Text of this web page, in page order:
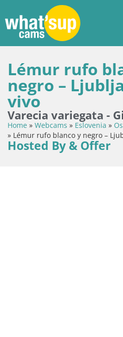
Lémur rufo
negro –
vivo
Varecia variegata -
Home » Webcams » Eslovenia »
» Lémur rufo blanco y negro –
Hosted By & Offer